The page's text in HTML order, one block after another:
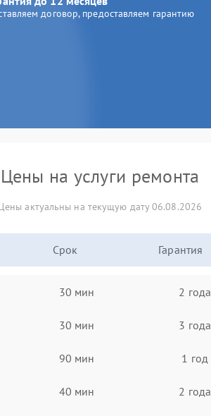
договор, предоставляем гарантию
Цены на услуги ремонта
актуальны на текущую дату 06.08.2026
Срок Гарантия
30 мин 2 года
30 мин 3 года
90 мин 1 год
40 мин 2 года